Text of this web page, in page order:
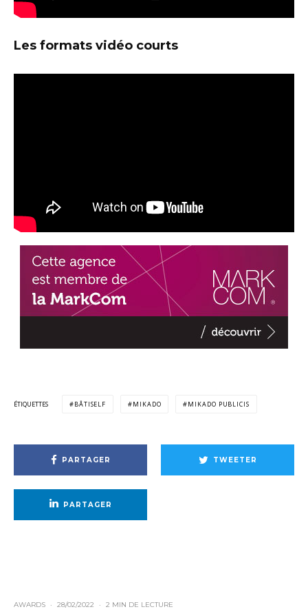
Les formats vidéo courts
ÉTIQUETTES BÂTISELF MIKADO MIKADO PUBLICIS
PARTAGER TWEETER
PARTAGER
AWARDS · 28/02/2022 · 2 MIN DE LECTURE